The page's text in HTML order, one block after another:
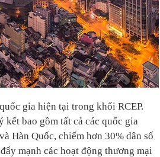
gia hiện tại trong khối RCEP.
kết bao gồm tất cả các quốc gia
Hàn Quốc, chiếm hơn 30% dân số
mạnh các hoạt động thương mại